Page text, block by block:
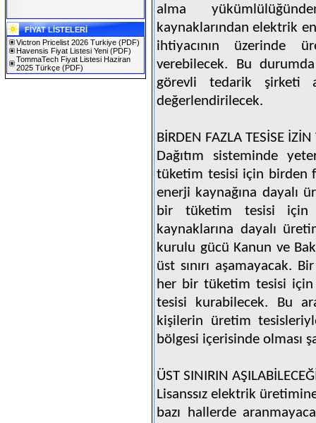
SOLAREX ISTANBUL 2019
30.01.2019
FİYAT LİSTELERİ
Victron Pricelist 2026 Turkiye (PDF)
Havensis Fiyat Listesi Yeni (PDF)
TommaTech Fiyat Listesi Haziran
2025 Türkçe (PDF)
alma
kaynaklarından elektrik
ihtiyacının üzerinde
verebilecek. Bu
görevli tedarik şirketi
değerlendirilecek.
BİRDEN FAZLA TESİSE
Dağıtım sisteminde
tüketim tesisi için birden
enerji kaynağına dayalı
bir tüketim tesisi için
kaynaklarına dayalı
kurulu gücü Kanun ve
üst sınırı aşamayacak.
her bir tüketim tesisi
tesisi kurabilecek. Bu
kişilerin üretim
bölgesi içerisinde olması
ÜST SINIRIN
Lisanssız elektrik
bazı hallerde